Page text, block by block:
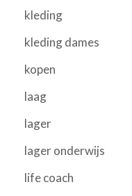
kleding
kleding dames
kopen
laag
lager
lager onderwijs
life coach